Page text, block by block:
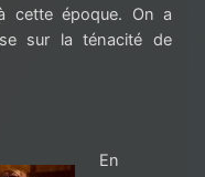
cette époque. On a
sur la ténacité de
En